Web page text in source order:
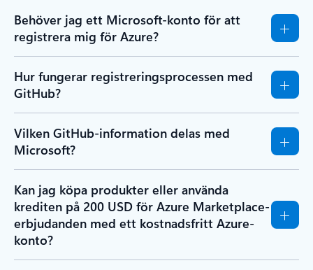
Behöver jag ett Microsoft-konto för att
registrera mig för Azure?
Hur fungerar registreringsprocessen med
GitHub?
Vilken GitHub-information delas med
Microsoft?
Kan jag köpa produkter eller använda
krediten på 200 USD för Azure Marketplace-
erbjudanden med ett kostnadsfritt Azure-
konto?